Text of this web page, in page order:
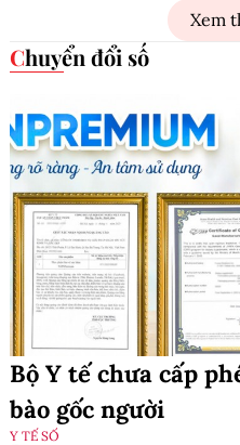
Xem
Chuyển đổi số
Bộ Y tế chưa cấp
bào gốc người
Y TẾ SỐ